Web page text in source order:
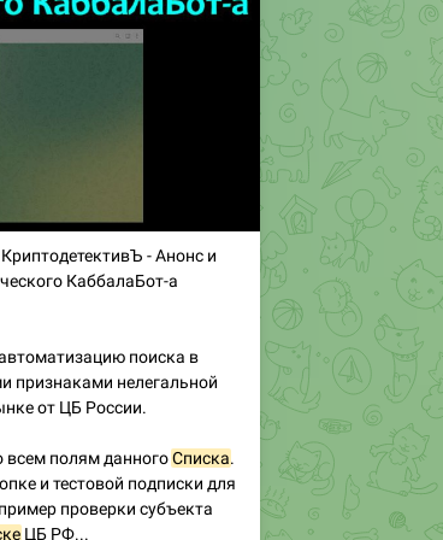
- Анонс и
КаббалаБот-а
поиска в
признаками нелегальной
от ЦБ России.
всем полям данногоСписка.
и тестовой подписки для
проверки субъекта
ЦБ РФ...